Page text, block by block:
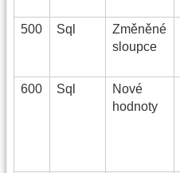
500 Sql
Změněné
sloupce
600 Sql
Nové
hodnoty